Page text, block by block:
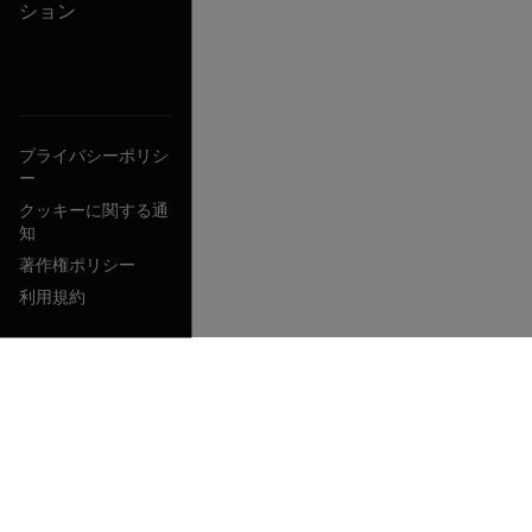
ション
プライバシーポリシ
ー
クッキーに関する通
知
著作権ポリシー
利用規約